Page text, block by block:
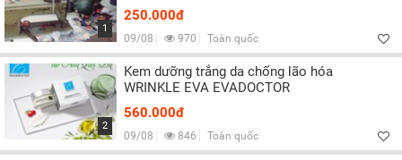
1
250.000đ
09/08 970 Toàn quốc
2
Kem dưỡng trắng da chống lão hóa
WRINKLE EVA EVADOCTOR
560.000đ
09/08 846 Toàn quốc